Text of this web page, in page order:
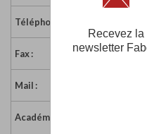
Téléphone :
Fax :
Mail :
Académie :
Recevez la
newsletter